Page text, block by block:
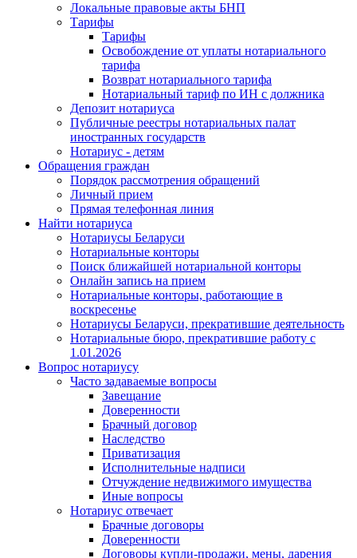
Локальные правовые акты БНП
Тарифы
Тарифы
Освобождение от уплаты нотариального
тарифа
Возврат нотариального тарифа
Нотариальный тариф по ИН с должника
Депозит нотариуса
Публичные реестры нотариальных палат
иностранных государств
Нотариус - детям
Обращения граждан
Порядок рассмотрения обращений
Личный прием
Прямая телефонная линия
Найти нотариуса
Нотариусы Беларуси
Нотариальные конторы
Поиск ближайшей нотариальной конторы
Онлайн запись на прием
Нотариальные конторы, работающие в
воскресенье
Нотариусы Беларуси, прекратившие деятельность
Нотариальные бюро, прекратившие работу с
1.01.2026
Вопрос нотариусу
Часто задаваемые вопросы
Завещание
Доверенности
Брачный договор
Наследство
Приватизация
Исполнительные надписи
Отчуждение недвижимого имущества
Иные вопросы
Нотариус отвечает
Брачные договоры
Доверенности
Договоры купли-продажи, мены, дарения